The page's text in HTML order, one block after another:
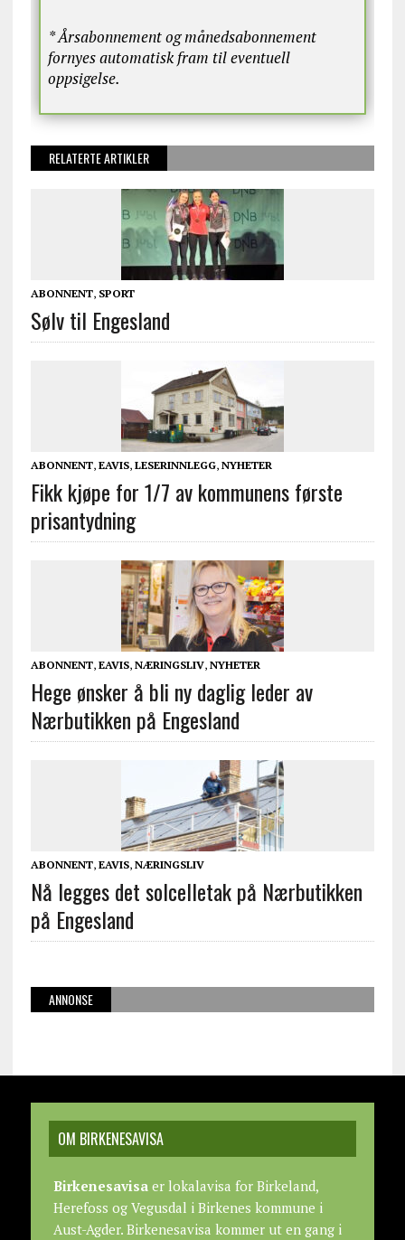
* Årsabonnement og månedsabonnement
fornyes automatisk fram til eventuell
oppsigelse.
RELATERTE ARTIKLER
ABONNENT, SPORT
Sølv til Engesland
ABONNENT, EAVIS, LESERINNLEGG, NYHETER
Fikk kjøpe for 1/7 av kommunens første
prisantydning
ABONNENT, EAVIS, NÆRINGSLIV, NYHETER
Hege ønsker å bli ny daglig leder av
Nærbutikken på Engesland
ABONNENT, EAVIS, NÆRINGSLIV
Nå legges det solcelletak på Nærbutikken
på Engesland
ANNONSE
OM BIRKENESAVISA
Birkenesavisaer lokalavisa for Birkeland,
Herefoss og Vegusdal i Birkenes kommune i
Aust-Agder. Birkenesavisa kommer ut en gang i